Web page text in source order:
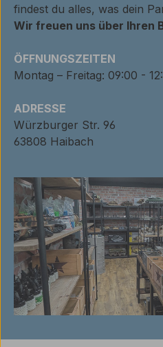
findest du alles, was dein
Wir freuen uns über Ihren
ÖFFNUNGSZEITEN
Montag – Freitag: 09:00 -
ADRESSE
Würzburger Str. 96
63808 Haibach